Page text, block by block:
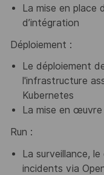
La mise en
d’intégration
Déploiement :
Le déploiement
l'infrastructure
Kubernetes
La mise en
Run :
La surveillance,
incidents via